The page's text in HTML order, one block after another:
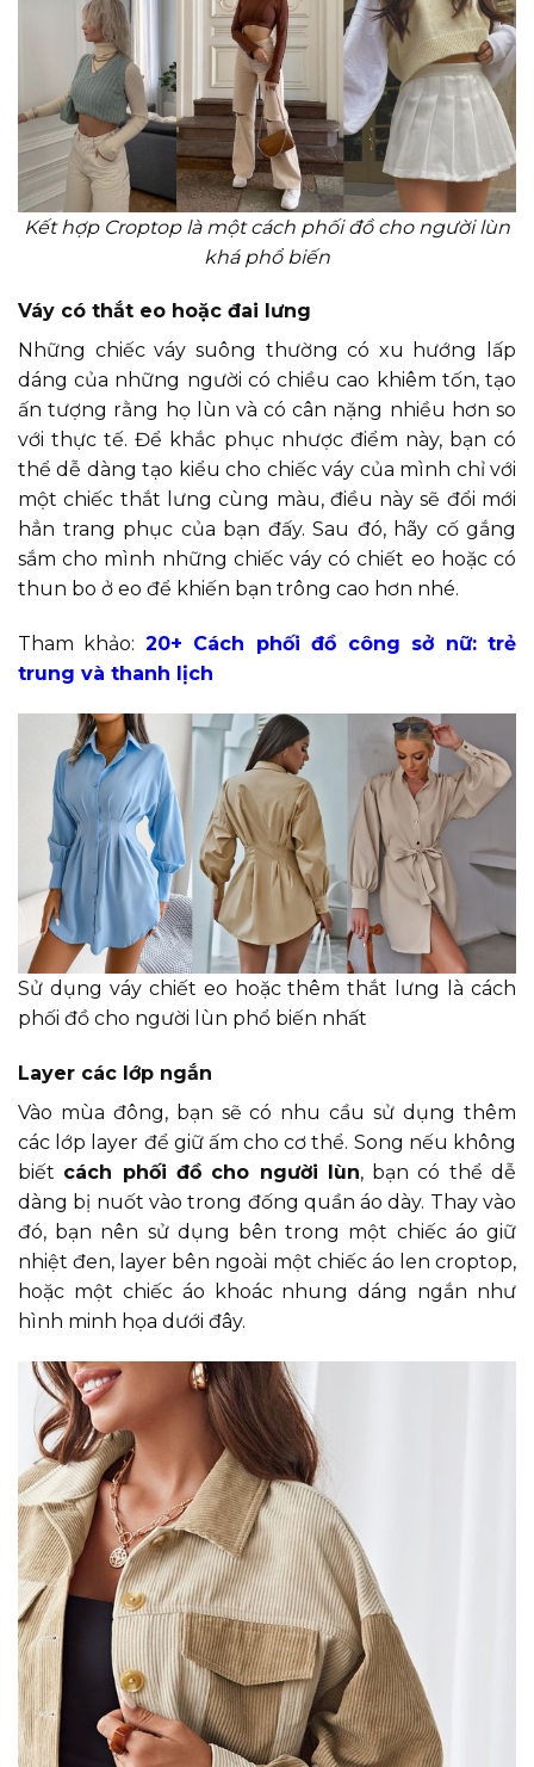
Kết hợp Croptop là một cách phối đồ cho người lùn
khá phổ biến
Váy có thắt eo hoặc đai lưng
Những chiếc váy suông thường có xu hướng lấp
dáng của những người có chiều cao khiêm tốn, tạo
ấn tượng rằng họ lùn và có cân nặng nhiều hơn so
với thực tế. Để khắc phục nhược điểm này, bạn có
thể dễ dàng tạo kiểu cho chiếc váy của mình chỉ với
một chiếc thắt lưng cùng màu, điều này sẽ đổi mới
hẳn trang phục của bạn đấy. Sau đó, hãy cố gắng
sắm cho mình những chiếc váy có chiết eo hoặc có
thun bo ở eo để khiến bạn trông cao hơn nhé.
Tham khảo: 20+ Cách phối đồ công sở nữ: trẻ
trung và thanh lịch
Sử dụng váy chiết eo hoặc thêm thắt lưng là cách
phối đồ cho người lùn phổ biến nhất
Layer các lớp ngắn
Vào mùa đông, bạn sẽ có nhu cầu sử dụng thêm
các lớp layer để giữ ấm cho cơ thể. Song nếu không
biết cách phối đồ cho người lùn, bạn có thể dễ
dàng bị nuốt vào trong đống quần áo dày. Thay vào
đó, bạn nên sử dụng bên trong một chiếc áo giữ
nhiệt đen, layer bên ngoài một chiếc áo len croptop,
hoặc một chiếc áo khoác nhung dáng ngắn như
hình minh họa dưới đây.